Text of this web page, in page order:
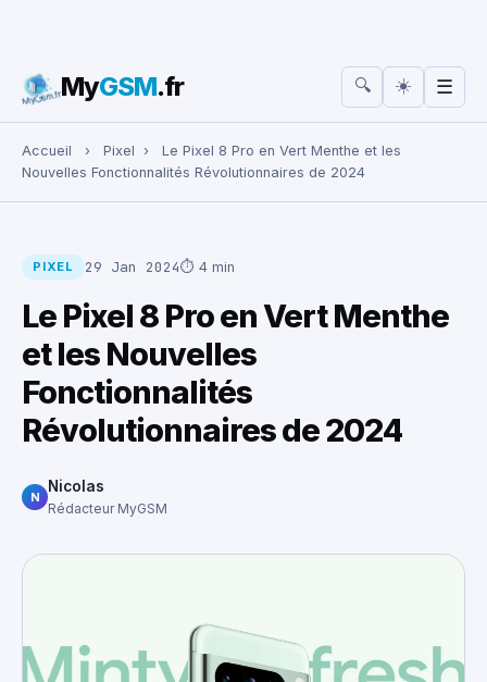
Rechercher :
MyGSM.fr 🔍 ☀️ ☰
Accueil › Pixel ›
Le Pixel 8 Pro en Vert Menthe et les
Nouvelles Fonctionnalités Révolutionnaires de 2024
PIXEL 29 Jan 2024⏱ 4 min
Le Pixel 8 Pro en Vert Menthe
et les Nouvelles
Fonctionnalités
Révolutionnaires de 2024
N
Nicolas
Rédacteur MyGSM